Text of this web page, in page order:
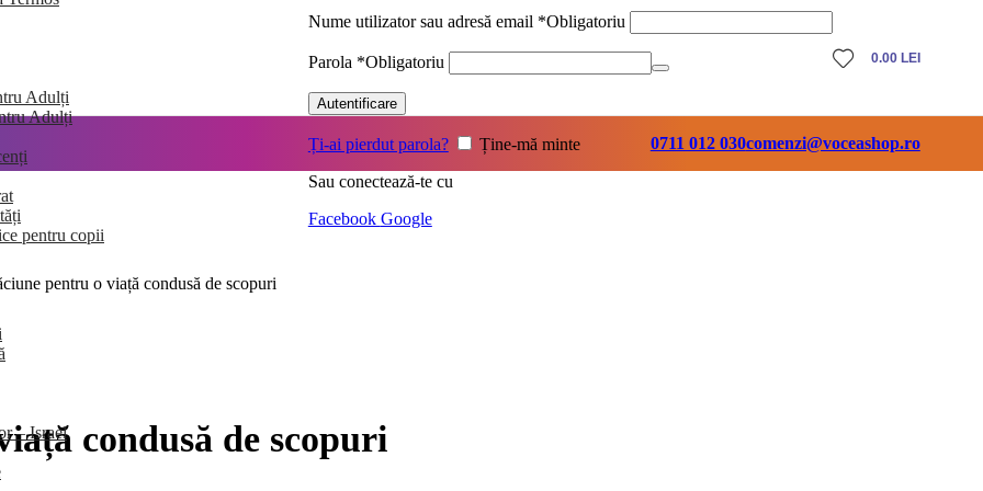
Adulți
Adulți
pentru copii
– Israel
Nume utilizator sau adresă email *Obligatoriu
Parola *Obligatoriu
Autentificare
Ți-ai pierdut parola?
Ține-mă minte
Sau conectează-te cu
Facebook Google
0.00 LEI
0711 012 030comenzi@voceashop.ro
pentru o viață condusă de scopuri
condusă de scopuri